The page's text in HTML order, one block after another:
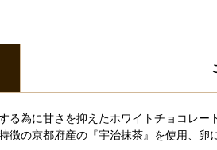
為に甘さを抑えたホワイトチョコレー
の京都府産の『宇治抹茶』を使用、卵